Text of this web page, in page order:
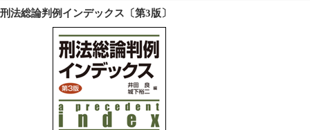
刑法総論判例インデックス〔第3版〕